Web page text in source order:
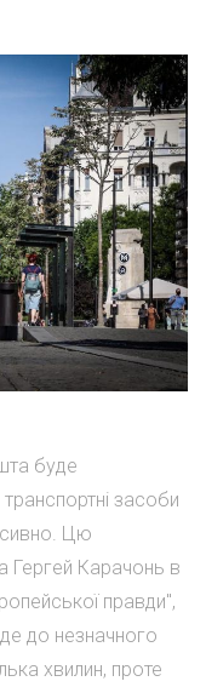
буде
засоби
Цю
Гергей Карачонь в
правди",
до незначного
хвилин, проте